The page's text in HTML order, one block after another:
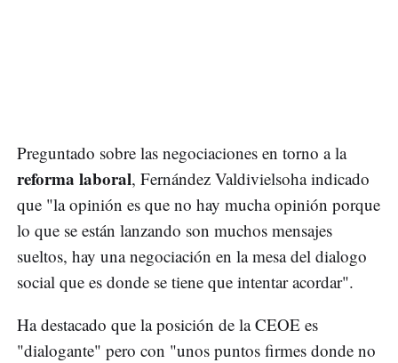
Preguntado sobre las negociaciones en torno a la
reforma laboral, Fernández Valdivielsoha indicado
que "la opinión es que no hay mucha opinión porque
lo que se están lanzando son muchos mensajes
sueltos, hay una negociación en la mesa del dialogo
social que es donde se tiene que intentar acordar".
Ha destacado que la posición de la CEOE es
"dialogante" pero con "unos puntos firmes donde no